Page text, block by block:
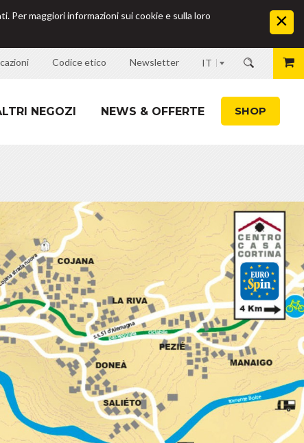
Per maggiori informazioni sui cookie e sulla loro
IT
Codice etico Newsletter
NEGOZI NEWS & OFFERTE SHOP